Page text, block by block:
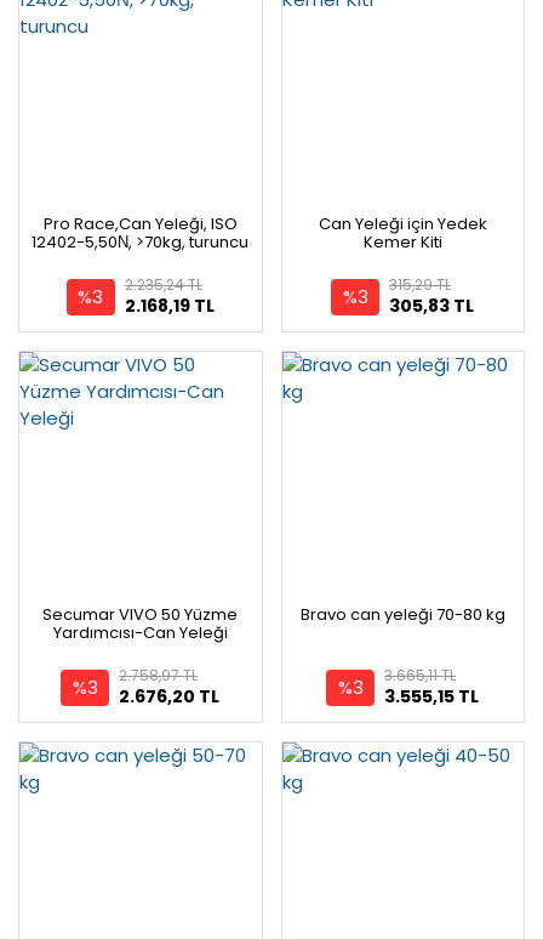
Pro Race,Can Yeleği, ISO
12402-5,50Ν, >70kg, turuncu
%3 2.168,19 TL
2.235,24 TL
Can Yeleği için Yedek
Kemer Kiti
%3 305,83 TL
315,29 TL
Secumar VIVO 50 Yüzme
Yardımcısı-Can Yeleği
%3 2.676,20 TL
2.758,97 TL
Bravo can yeleği 70-80 kg
%3 3.555,15 TL
3.665,11 TL